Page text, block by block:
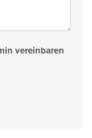
vereinbaren